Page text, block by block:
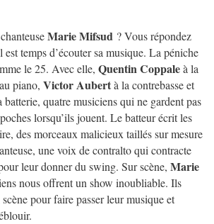
Marie Mifsud ? Vous répondez
temps d’écouter sa musique. La péniche
le 25. Avec elle, Quentin Coppaleà la
au piano, Victor Aubertà la contrebasse et
batterie, quatre musiciens qui ne gardent pas
lorsqu’ils jouent. Le batteur écrit les
des morceaux malicieux taillés sur mesure
une voix de contralto qui contracte
leur donner du swing. Sur scène, Marie
nous offrent un show inoubliable. Ils
pour faire passer leur musique et